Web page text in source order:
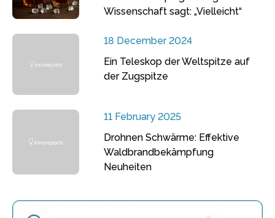
Wissenschaft sagt: „Vielleicht“
18 December 2024
Ein Teleskop der Weltspitze auf
der Zugspitze
11 February 2025
Drohnen Schwärme: Effektive
Waldbrandbekämpfung
Neuheiten